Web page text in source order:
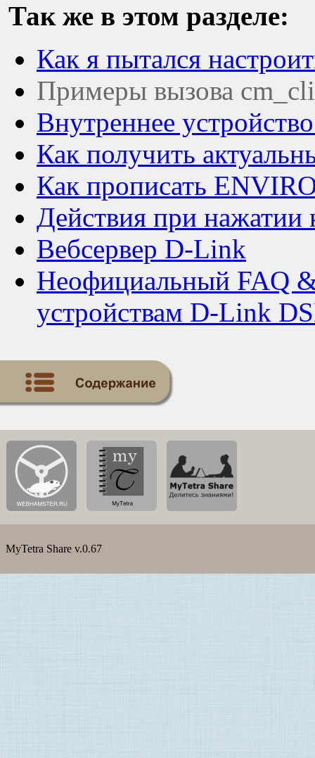
Так же в этом разделе:
Как я пытался
Примеры вызова cm_cli
Внутреннее
Как получить
Как прописать
Действия при нажатии
Вебсервер D-Link
Неофициальный FAQ
устройствам D-Link
MyTetra Share v.0.67